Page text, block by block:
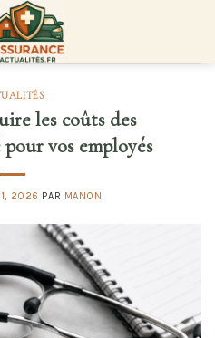
les coûts des
pour vos employés
2026 PAR MANON